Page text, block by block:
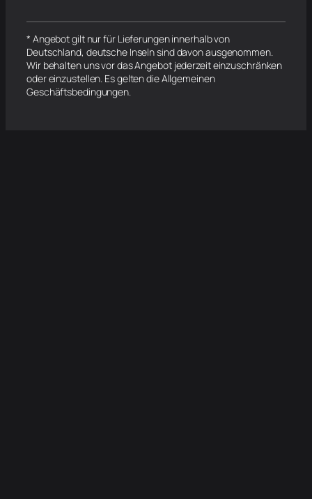
* Angebot gilt nur für Lieferungen innerhalb von
Deutschland, deutsche Inseln sind davon ausgenommen.
Wir behalten uns vor das Angebot jederzeit einzuschränken
oder einzustellen. Es gelten die Allgemeinen
Geschäftsbedingungen.